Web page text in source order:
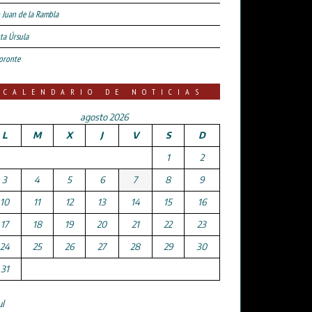
de la Rambla
Úrsula
CALENDARIO DE NOTICIAS
agosto 2026
L
M X J V S
D
1
2
3
4 5 6 7 8
9
10
11 12 13 14 15
16
17
18 19 20 21 22
23
24
25 26 27 28 29
30
31